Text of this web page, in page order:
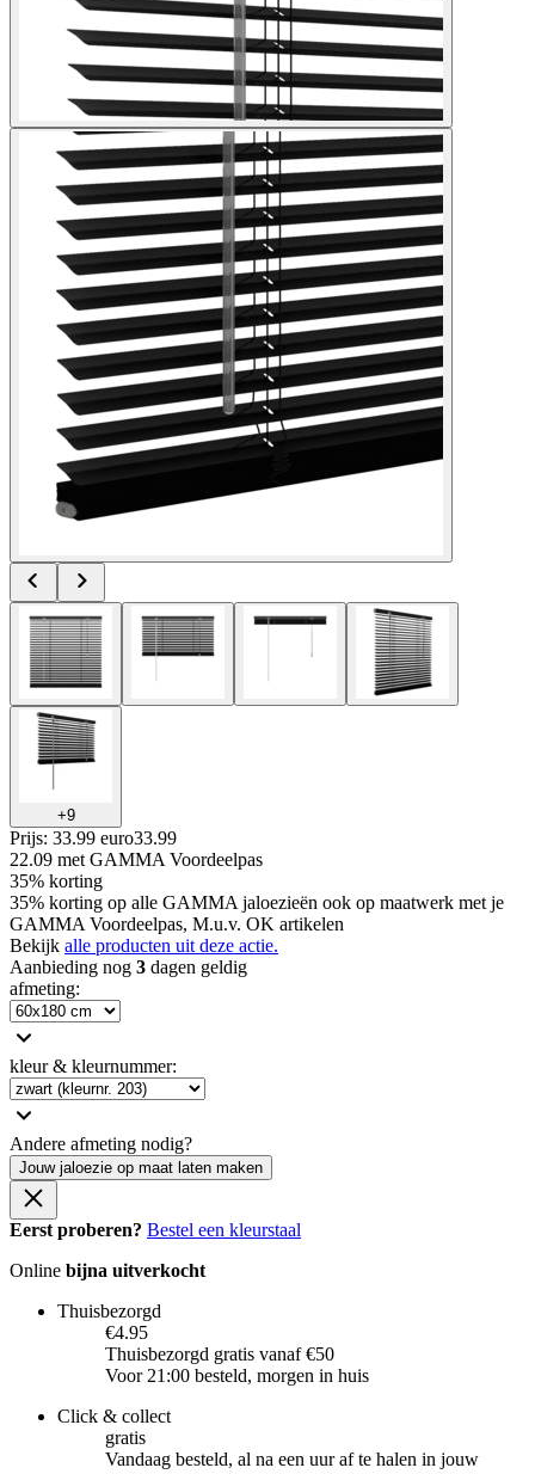
+9
Prijs: 33.99 euro33.99
22.09 met GAMMA Voordeelpas
35% korting
35% korting op alle GAMMA jaloezieën ook op maatwerk met je
GAMMA Voordeelpas, M.u.v. OK artikelen
Bekijk alle producten uit deze actie.
Aanbieding nog 3 dagen geldig
afmeting:
kleur & kleurnummer:
Andere afmeting nodig?
Jouw jaloezie op maat laten maken
Eerst proberen? Bestel een kleurstaal
Online bijna uitverkocht
Thuisbezorgd
€4.95
Thuisbezorgd gratis vanaf €50
Voor 21:00 besteld, morgen in huis
Click & collect
gratis
Vandaag besteld, al na een uur af te halen in jouw